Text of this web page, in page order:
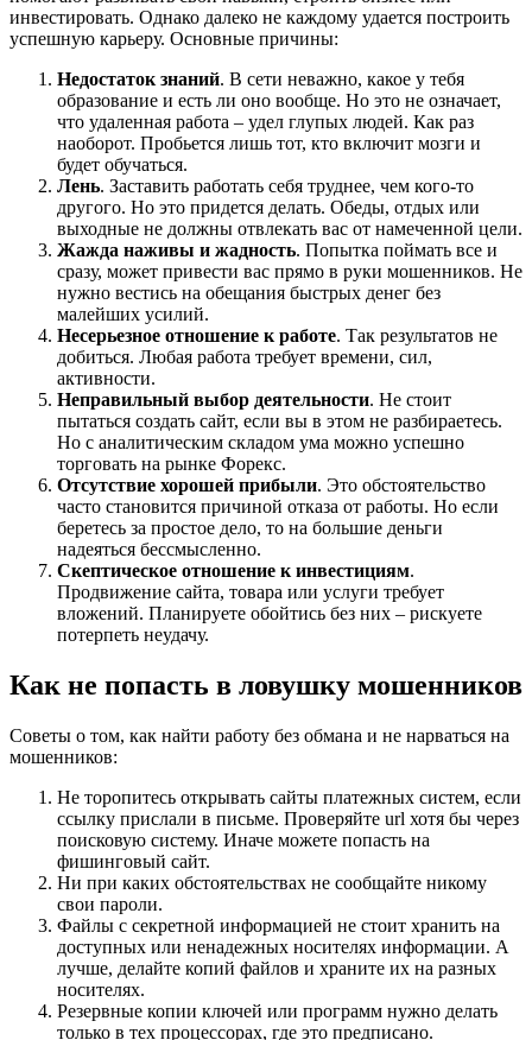
инвестировать. Однако далеко не каждому удается построить
успешную карьеру. Основные причины:
Недостаток знаний. В сети неважно, какое у тебя
образование и есть ли оно вообще. Но это не означает,
что удаленная работа – удел глупых людей. Как раз
наоборот. Пробьется лишь тот, кто включит мозги и
будет обучаться.
Лень. Заставить работать себя труднее, чем кого-то
другого. Но это придется делать. Обеды, отдых или
выходные не должны отвлекать вас от намеченной цели.
Жажда наживы и жадность. Попытка поймать все и
сразу, может привести вас прямо в руки мошенников. Не
нужно вестись на обещания быстрых денег без
малейших усилий.
Несерьезное отношение к работе. Так результатов не
добиться. Любая работа требует времени, сил,
активности.
Неправильный выбор деятельности. Не стоит
пытаться создать сайт, если вы в этом не разбираетесь.
Но с аналитическим складом ума можно успешно
торговать на рынке Форекс.
Отсутствие хорошей прибыли. Это обстоятельство
часто становится причиной отказа от работы. Но если
беретесь за простое дело, то на большие деньги
надеяться бессмысленно.
Скептическое отношение к инвестициям.
Продвижение сайта, товара или услуги требует
вложений. Планируете обойтись без них – рискуете
потерпеть неудачу.
Как не попасть в ловушку мошенников
Советы о том, как найти работу без обмана и не нарваться на
мошенников:
Не торопитесь открывать сайты платежных систем, если
ссылку прислали в письме. Проверяйте url хотя бы через
поисковую систему. Иначе можете попасть на
фишинговый сайт.
Ни при каких обстоятельствах не сообщайте никому
свои пароли.
Файлы с секретной информацией не стоит хранить на
доступных или ненадежных носителях информации. А
лучше, делайте копий файлов и храните их на разных
носителях.
Резервные копии ключей или программ нужно делать
только в тех процессорах, где это предписано.